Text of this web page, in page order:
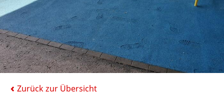
Zurück zur Übersicht